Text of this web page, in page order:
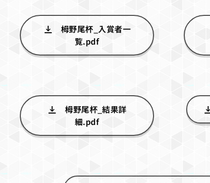
栂野尾杯_入賞者一
覧.pdf
栂野尾杯_結果詳
細.pdf